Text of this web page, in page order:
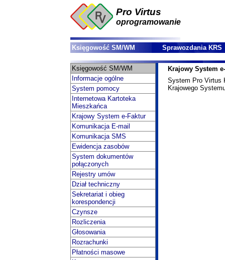
Pro Virtus
oprogramowanie
Księgowość SM/WM Sprawozdania KRS
Księgowość SM/WM
Informacje ogólne
System pomocy
Internetowa Kartoteka
Mieszkańca
Krajowy System e-Faktur
Komunikacja E-mail
Komunikacja SMS
Ewidencja zasobów
System dokumentów
połączonych
Rejestry umów
Dział techniczny
Sekretariat i obieg
korespondencji
Czynsze
Rozliczenia
Głosowania
Rozrachunki
Płatności masowe
Krajowy System
System Pro Virtus
Krajowego